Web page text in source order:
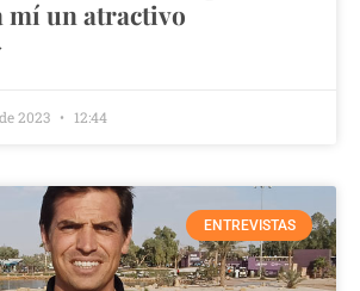
mí un atractivo
2023 12:44
ENTREVISTAS